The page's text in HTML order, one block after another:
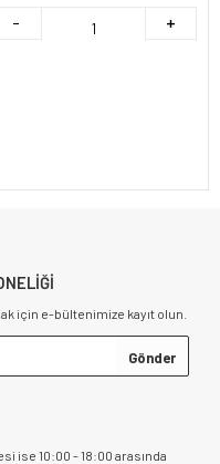
için e-bültenimize kayıt olun.
ise 10:00 - 18:00 arasında